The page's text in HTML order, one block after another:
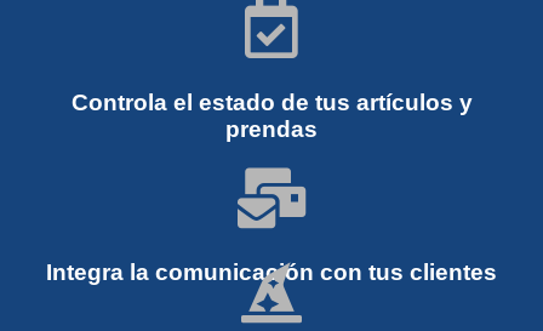
Controla el estado de tus artículos y
prendas
Integra la comunicación con tus clientes